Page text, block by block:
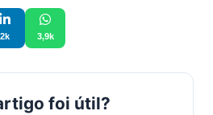
2k 3,9k
foi útil?